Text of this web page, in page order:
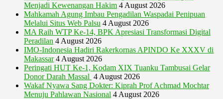
Menjadi Kewenangan Hakim 4 August 2026
Mahkamah Agung Imbau Pengadilan Waspadai Penipuan
Melalui Situs Web Palsu 4 August 2026
MA Raih WTP Ke-14, BPK Apresiasi Transformasi Digital
Peradilan 4 August 2026
IMO-Indonesia Hadiri Rakerkornas APINDO Ke XXXV di
Makassar 4 August 2026
Peringati HUT Ke-1, Kodam XIX Tuanku Tambusai Gelar
Donor Darah Massal 4 August 2026
Wakaf Nyawa Sang Dokter: Kiprah Prof Achmad Mochtar
Menuju Pahlawan Nasional 4 August 2026